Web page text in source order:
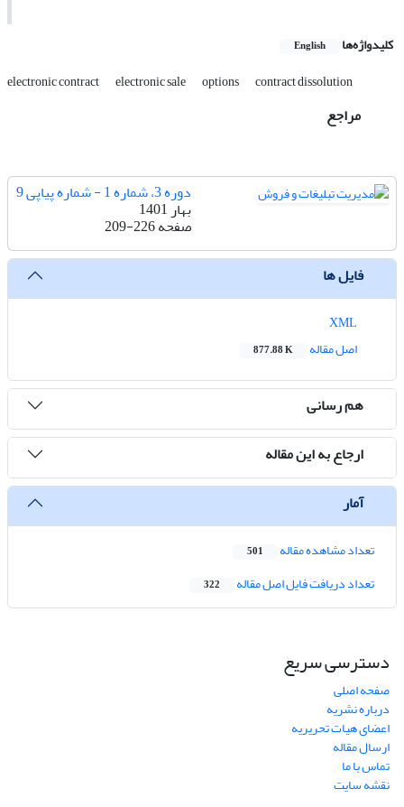
کلیدواژه‌ها English
electronic contract electronic sale options contract dissolution
مراجع
دوره 3، شماره 1 - شماره پیاپی 9
بهار 1401
صفحه209-226
فایل ها
اصل مقاله
877.88 K
هم رسانی
ارجاع به این مقاله
آمار
تعداد مشاهده مقاله 501
تعداد دریافت فایل اصل مقاله 322
دسترسی سریع
صفحه اصلی
درباره نشریه
اعضای هیات تحریریه
ارسال مقاله
تماس با ما
نقشه سایت